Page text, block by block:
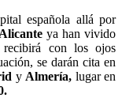
española allá por
Alicante ya han vivido
recibirá con los ojos
se darán cita en
y Almería, lugar en